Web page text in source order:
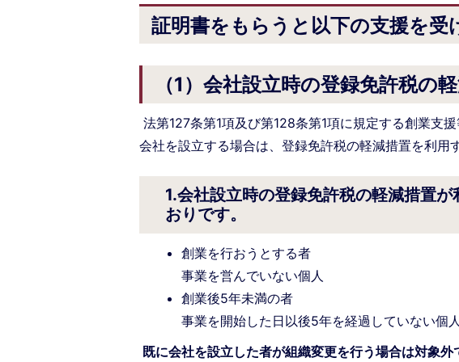
証明書をもらうと以下の支援を受
（1）会社設立時の登録免許税の
法第127条第1項及び第128条第1項に規定する創業支
会社を設立する場合は、登録免許税の軽減措置を利用
1.会社設立時の登録免許税の軽減措置
おりです。
創業を行おうとする者
事業を営んでいない個人
創業後5年未満の者
事業を開始した日以後5年を経過していない個人
既に会社を設立した者が組織変更を行う場合は対象外